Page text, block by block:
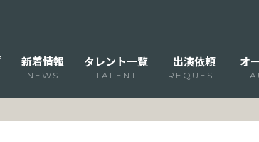
新着情報
NEWS
タレント一覧
TALENT
出演依頼
REQUEST
オ